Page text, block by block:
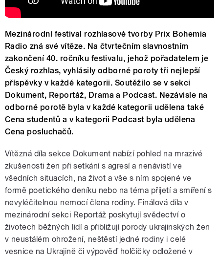
Mezinárodní festival rozhlasové tvorby Prix Bohemia
Radio zná své vítěze. Na čtvrtečním slavnostním
zakončení 40. ročníku festivalu, jehož pořadatelem je
Český rozhlas, vyhlásily odborné poroty tři nejlepší
příspěvky v každé kategorii. Soutěžilo se v sekci
Dokument, Reportáž, Drama a Podcast. Nezávisle na
odborné porotě byla v každé kategorii udělena také
Cena studentů a v kategorii Podcast byla udělena
Cena posluchačů.
Vítězná díla sekce Dokument nabízí pohled na mrazivé
zkušenosti žen při setkání s agresí a nenávistí ve
všedních situacích, na život a vše s ním spojené ve
formě poetického deníku nebo na téma přijetí a smíření s
nevyléčitelnou nemocí člena rodiny. Finálová díla v
mezinárodní sekci Reportáž poskytují svědectví o
životech běžných lidí a přibližují porody ukrajinských žen
v neustálém ohrožení, neštěstí jedné rodiny i celé
vesnice na Ukrajině či výpověď holčičky odložené v